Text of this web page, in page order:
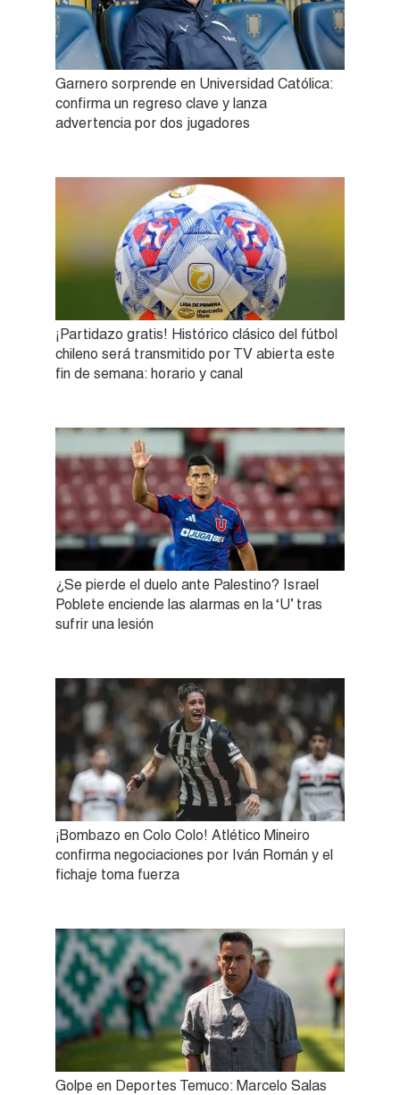
Garnero sorprende en Universidad Católica:
confirma un regreso clave y lanza
advertencia por dos jugadores
¡Partidazo gratis! Histórico clásico del fútbol
chileno será transmitido por TV abierta este
fin de semana: horario y canal
¿Se pierde el duelo ante Palestino? Israel
Poblete enciende las alarmas en la ‘U’ tras
sufrir una lesión
¡Bombazo en Colo Colo! Atlético Mineiro
confirma negociaciones por Iván Román y el
fichaje toma fuerza
Golpe en Deportes Temuco: Marcelo Salas